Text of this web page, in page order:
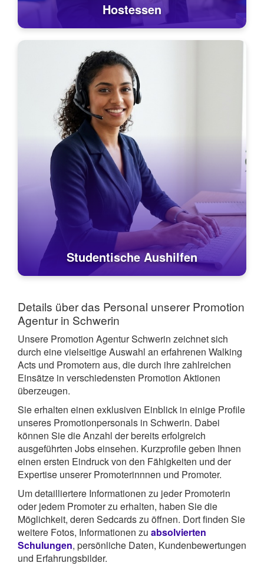
Hostessen
Studentische Aushilfen
Details über das Personal unserer Promotion
Agentur in Schwerin
Unsere Promotion Agentur Schwerin zeichnet sich
durch eine vielseitige Auswahl an erfahrenen Walking
Acts und Promotern aus, die durch ihre zahlreichen
Einsätze in verschiedensten Promotion Aktionen
überzeugen.
Sie erhalten einen exklusiven Einblick in einige Profile
unseres Promotionpersonals in Schwerin. Dabei
können Sie die Anzahl der bereits erfolgreich
ausgeführten Jobs einsehen. Kurzprofile geben Ihnen
einen ersten Eindruck von den Fähigkeiten und der
Expertise unserer Promoterinnnen und Promoter.
Um detailliertere Informationen zu jeder Promoterin
oder jedem Promoter zu erhalten, haben Sie die
Möglichkeit, deren Sedcards zu öffnen. Dort finden Sie
weitere Fotos, Informationen zu absolvierten
Schulungen, persönliche Daten, Kundenbewertungen
und Erfahrungsbilder.